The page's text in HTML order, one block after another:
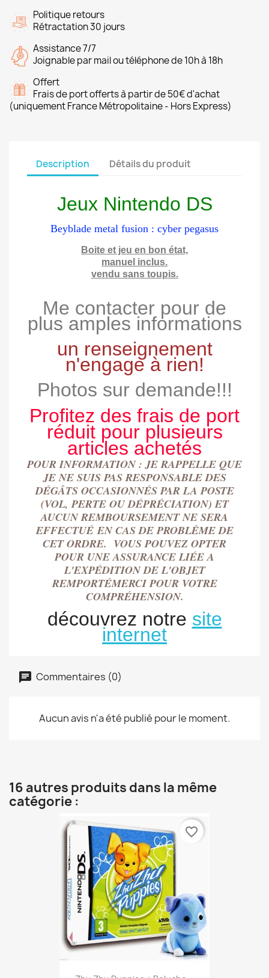
Politique retours
Rétractation 30 jours
Assistance 7/7
Joignable par mail ou téléphone de 10h à 18h
Offert
Frais de port offerts à partir de 50€ d'achat
(uniquement France Métropolitaine - Hors Express)
Description Détails du produit
Jeux Nintendo DS
Beyblade metal fusion : cyber pegasus
Boite et jeu en bon état,
manuel inclus.
vendu sans toupis.
Me contacter pour de
plus amples informations
un renseignement
n'engage à rien!
Photos sur demande!!!
Profitez des frais de port
réduit pour plusieurs
articles achetés
POUR INFORMATION : JE RAPPELLE QUE
JE NE SUIS PAS RESPONSABLE DES
DÉGÂTS OCCASIONNÉS PAR LA POSTE
(VOL, PERTE OU DÉPRÉCIATION) ET
AUCUN REMBOURSEMENT NE SERA
EFFECTUÉEN CAS DE PROBLÈME DE
CET ORDRE. VOUS POUVEZ OPTER
POUR UNE ASSURANCE LIÉE A
L'EXPÉDITION DE L'OBJET
REMPORTÉMERCI POUR VOTRE
COMPRÉHENSION.
découvrez notre site
internet
Commentaires (0)
Aucun avis n'a été publié pour le moment.
16 autres produits dans la même
catégorie :
favorite_border